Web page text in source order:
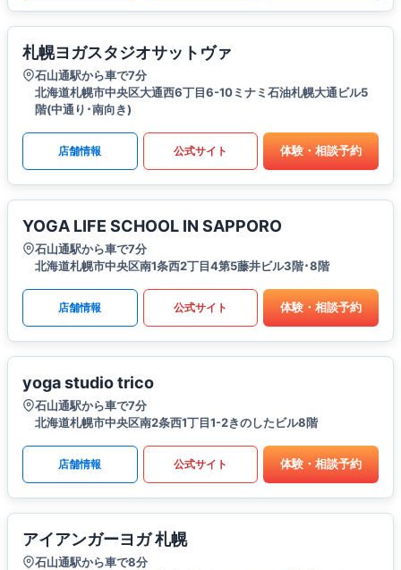
札幌ヨガスタジオサットヴァ
石山通駅から車で7分
北海道札幌市中央区大通西6丁目6-10ミナミ石油札幌大通ビル5
階(中通り･南向き)
店舗情報 公式サイト 体験・相談予約
YOGA LIFE SCHOOL IN SAPPORO
石山通駅から車で7分
北海道札幌市中央区南1条西2丁目4第5藤井ビル3階･8階
店舗情報 公式サイト 体験・相談予約
yoga studio trico
石山通駅から車で7分
北海道札幌市中央区南2条西1丁目1-2きのしたビル8階
店舗情報 公式サイト 体験・相談予約
アイアンガーヨガ 札幌
石山通駅から車で8分